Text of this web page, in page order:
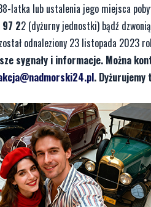
latka lub ustalenia jego miejsca
22 (dyżurny jednostki) bądź
odnaleziony 23 listopada 2023
sygnały i informacje. Można
.